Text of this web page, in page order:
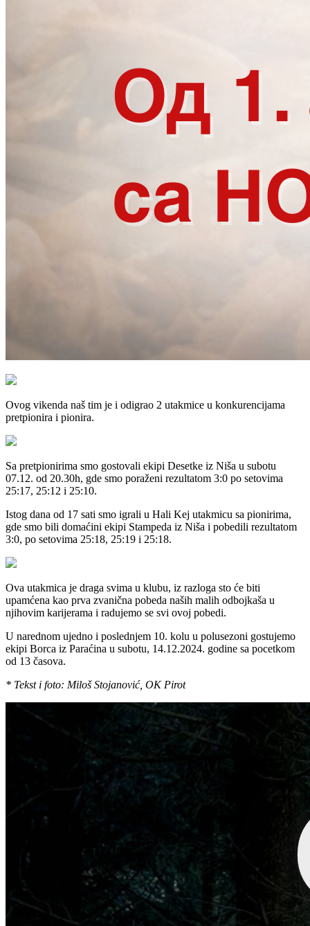
Ovog vikenda naš tim je i odigrao 2 utakmice u konkurencijama
pretpionira i pionira.
Sa pretpionirima smo gostovali ekipi Desetke iz Niša u subotu
07.12. od 20.30h, gde smo poraženi rezultatom 3:0 po setovima
25:17, 25:12 i 25:10.
Istog dana od 17 sati smo igrali u Hali Kej utakmicu sa pionirima,
gde smo bili domaćini ekipi Stampeda iz Niša i pobedili rezultatom
3:0, po setovima 25:18, 25:19 i 25:18.
Ova utakmica je draga svima u klubu, iz razloga sto će biti
upamćena kao prva zvanična pobeda naših malih odbojkaša u
njihovim karijerama i radujemo se svi ovoj pobedi.
U narednom ujedno i poslednjem 10. kolu u polusezoni gostujemo
ekipi Borca iz Paraćina u subotu, 14.12.2024. godine sa pocetkom
od 13 časova.
* Tekst i foto: Miloš Stojanović, OK Pirot